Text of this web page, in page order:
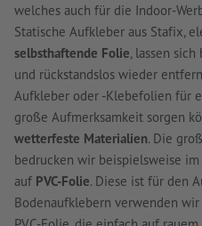
welches auch für die Indoor-
Statische Aufkleber aus Stafix,
selbsthaftende Folie, lassen
und rückstandslos wieder
Aufkleber oder -Klebefolien für
große Aufmerksamkeit sorgen
wetterfeste Materialien. Die
bedrucken wir beispielsweise
auf PVC-Folie. Diese ist für den
Bodenaufklebern verwenden